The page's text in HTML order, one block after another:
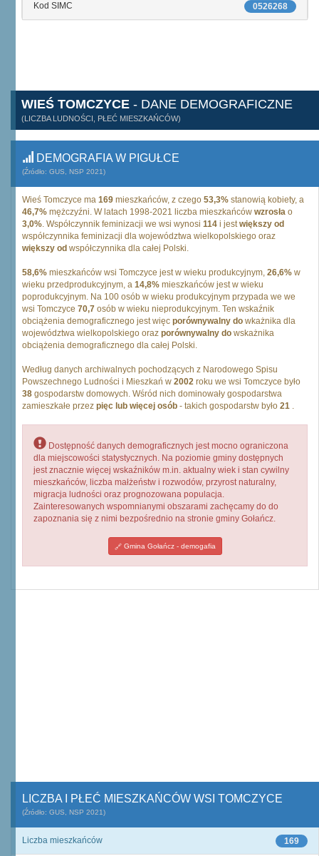
0526268
Kod SIMC
WIEŚ TOMCZYCE - DANE DEMOGRAFICZNE
(LICZBA LUDNOŚCI, PŁEĆ MIESZKAŃCÓW)
DEMOGRAFIA W PIGUŁCE
(Źródło: GUS, NSP 2021)
Wieś Tomczyce ma 169 mieszkańców, z czego 53,3% stanowią kobiety, a
46,7% mężczyźni. W latach 1998-2021 liczba mieszkańców wzrosła o
3,0%. Współczynnik feminizacji we wsi wynosi 114 i jestwiększy od
współczynnika feminizacji dla województwa wielkopolskiego oraz
większy od współczynnika dla całej Polski.
58,6% mieszkańców wsi Tomczyce jest w wieku produkcyjnym, 26,6% w
wieku przedprodukcyjnym, a 14,8% mieszkańców jest w wieku
poprodukcyjnym. Na 100 osób w wieku produkcyjnym przypada we we
wsi Tomczyce 70,7 osób w wieku nieprodukcyjnym. Ten wskaźnik
obciążenia demograficznego jest więc porównywalny do wkażnika dla
województwa wielkopolskiego oraz porównywalny do wskażnika
obciążenia demograficznego dla całej Polski.
Według danych archiwalnych pochodzących z Narodowego Spisu
Powszechnego Ludności i Mieszkań w 2002 roku we wsi Tomczyce było
38 gospodarstw domowych. Wśród nich dominowały gospodarstwa
zamieszkałe przez pięc lub więcej osób - takich gospodarstw było 21 .
Dostępność danych demograficznych jest mocno ograniczona
dla miejscowości statystycznych. Na poziomie gminy dostępnych
jest znacznie więcej wskaźników m.in. aktualny wiek i stan cywilny
mieszkańców, liczba małżeństw i rozwodów, przyrost naturalny,
migracja ludności oraz prognozowana populacja.
Zainteresowanych wspomnianymi obszarami zachęcamy do do
zapoznania się z nimi bezpośrednio na stronie gminy Gołańcz.
Gmina Gołańcz - demogafia
LICZBA I PŁEĆ MIESZKAŃCÓW WSI TOMCZYCE
(Źródło: GUS, NSP 2021)
169
Liczba mieszkańców